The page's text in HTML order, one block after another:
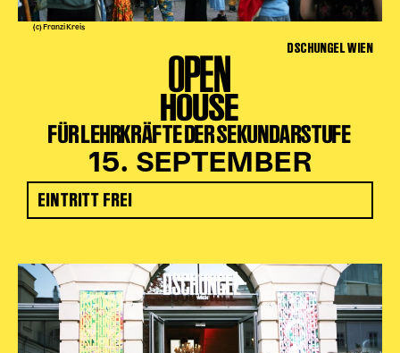
(c) Franzi Kreis
DSCHUNGEL WIEN
OPEN
HOUSE
FÜR LEHRKRÄFTE DER SEKUNDARSTUFE
15. SEPTEMBER
EINTRITT FREI